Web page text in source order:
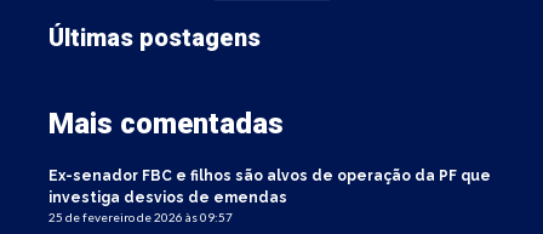
Últimas postagens
Mais comentadas
Ex-senador FBC e filhos são alvos de operação da PF que
investiga desvios de emendas
25 de fevereiro de 2026 às 09:57